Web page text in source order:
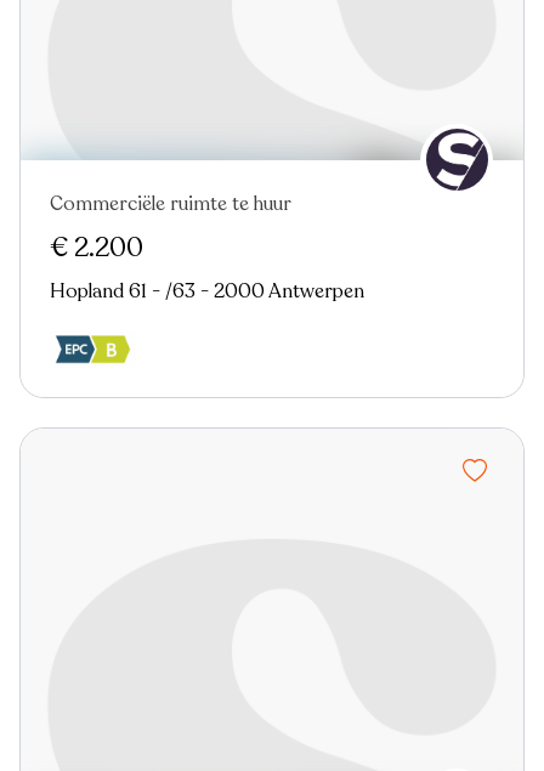
Nieuw
Commerciële ruimte te huur
€ 2.200
Hopland 61 - /63 - 2000 Antwerpen